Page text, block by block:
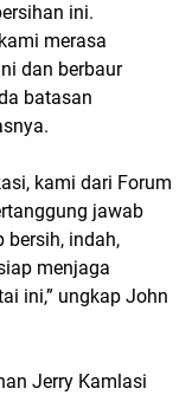
ini.
merasa
dan berbaur
batasan
kami dari Forum
jawab
bersih, indah,
menjaga
ini,” ungkap John
Jerry Kamlasi